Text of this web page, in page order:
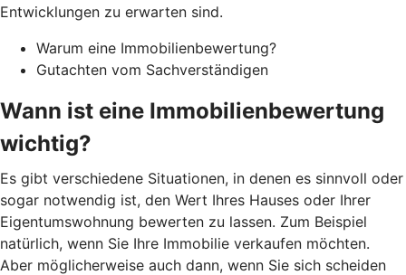
Entwicklungen zu erwarten sind.
Warum eine Immobilienbewertung?
Gutachten vom Sachverständigen
Wann ist eine Immobilienbewertung
wichtig?
Es gibt verschiedene Situationen, in denen es sinnvoll oder
sogar notwendig ist, den Wert Ihres Hauses oder Ihrer
Eigentumswohnung bewerten zu lassen. Zum Beispiel
natürlich, wenn Sie Ihre Immobilie verkaufen möchten.
Aber möglicherweise auch dann, wenn Sie sich scheiden